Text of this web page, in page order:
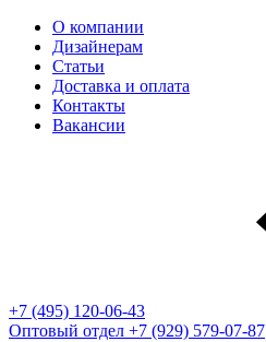
О компании
Дизайнерам
Статьи
Доставка и оплата
Контакты
Вакансии
+7 (495) 120-06-43
Оптовый отдел +7 (929) 579-07-87